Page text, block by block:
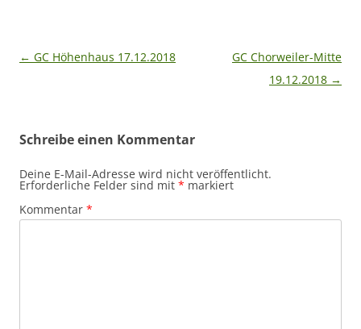
Beitragsnavigation
← GC Höhenhaus 17.12.2018
GC Chorweiler-Mitte
19.12.2018 →
Schreibe einen Kommentar
Deine E-Mail-Adresse wird nicht veröffentlicht.
Erforderliche Felder sind mit * markiert
Kommentar *